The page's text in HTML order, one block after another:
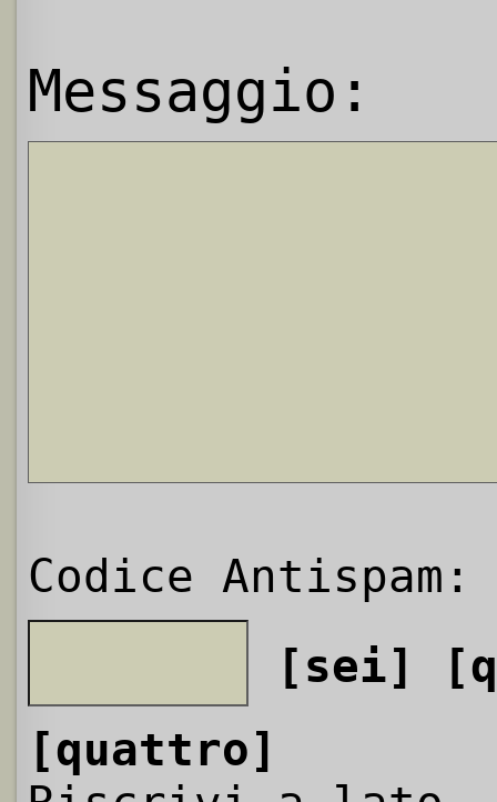
Messaggio:
Codice Antispam:
[sei]
[quattro]